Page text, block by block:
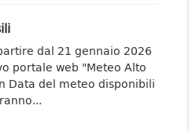
dal 21 gennaio 2026
portale web "Meteo Alto
Data del meteo disponibili